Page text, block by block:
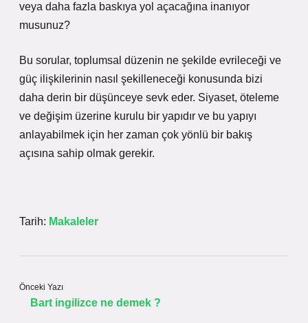
veya daha fazla baskıya yol açacağına inanıyor
musunuz?
Bu sorular, toplumsal düzenin ne şekilde evrileceği ve
güç ilişkilerinin nasıl şekilleneceği konusunda bizi
daha derin bir düşünceye sevk eder. Siyaset, öteleme
ve değişim üzerine kurulu bir yapıdır ve bu yapıyı
anlayabilmek için her zaman çok yönlü bir bakış
açısına sahip olmak gerekir.
Tarih: Makaleler
Önceki Yazı
Bart ingilizce ne demek ?